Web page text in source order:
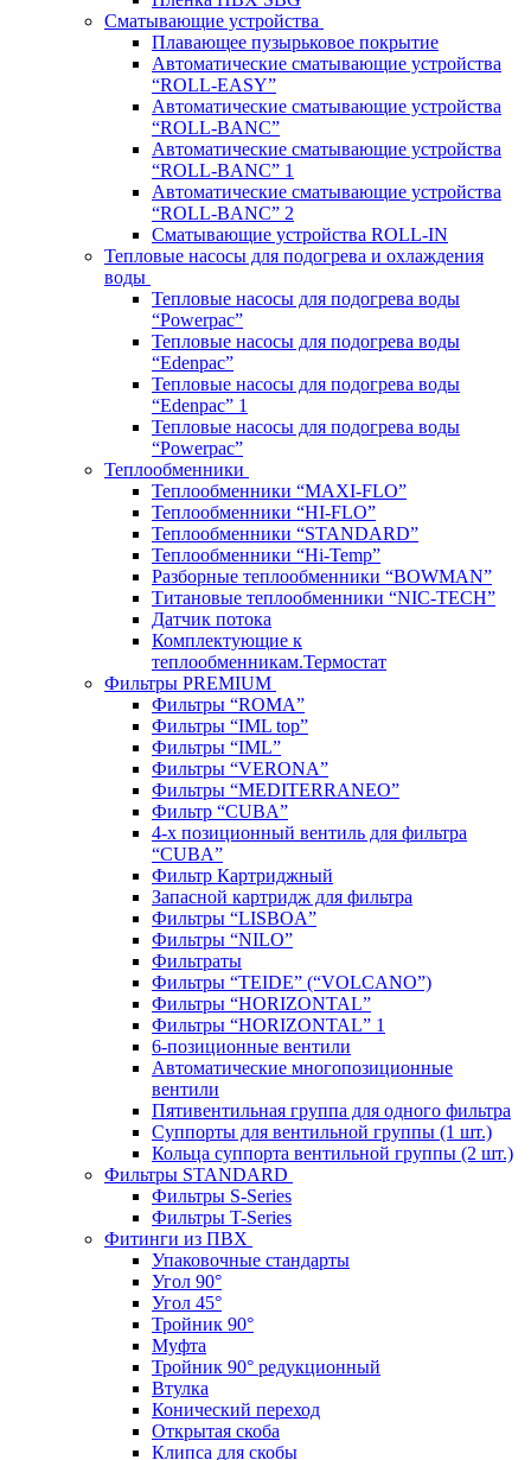
Сматывающие устройства
Плавающее пузырьковое покрытие
Автоматические сматывающие устройства
“ROLL-EASY”
Автоматические сматывающие устройства
“ROLL-BANC”
Автоматические сматывающие устройства
“ROLL-BANC” 1
Автоматические сматывающие устройства
“ROLL-BANC” 2
Сматывающие устройства ROLL-IN
Тепловые насосы для подогрева и охлаждения
воды
Тепловые насосы для подогрева воды
“Powerpac”
Тепловые насосы для подогрева воды
“Edenpac”
Тепловые насосы для подогрева воды
“Edenpac” 1
Тепловые насосы для подогрева воды
“Powerpac”
Теплообменники
Теплообменники “MAXI-FLO”
Теплообменники “HI-FLO”
Теплообменники “STANDARD”
Теплообменники “Hi-Temp”
Разборные теплообменники “BOWMAN”
Титановые теплообменники “NIC-TECH”
Датчик потока
Комплектующие к
теплообменникам.Термостат
Фильтры PREMIUM
Фильтры “ROMA”
Фильтры “IML top”
Фильтры “IML”
Фильтры “VERONA”
Фильтры “MEDITERRANEO”
Фильтр “CUBA”
4-х позиционный вентиль для фильтра
“CUBA”
Фильтр Картриджный
Запасной картридж для фильтра
Фильтры “LISBOA”
Фильтры “NILO”
Фильтраты
Фильтры “TEIDE” (“VOLСANO”)
Фильтры “HORIZONTAL”
Фильтры “HORIZONTAL” 1
6-позиционные вентили
Автоматические многопозиционные
вентили
Пятивентильная группа для одного фильтра
Суппорты для вентильной группы (1 шт.)
Кольца суппорта вентильной группы (2 шт.)
Фильтры STANDARD
Фильтры S-Series
Фильтры T-Series
Фитинги из ПВХ
Упаковочные стандарты
Угол 90°
Угол 45°
Тройник 90°
Муфта
Тройник 90° редукционный
Втулка
Конический переход
Открытая скоба
Клипса для скобы